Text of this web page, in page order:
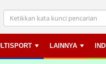
LAINNYA